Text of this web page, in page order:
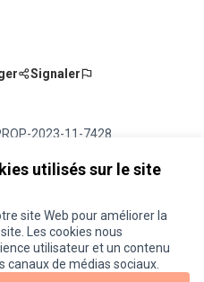
utilisés sur le site
site Web pour améliorer la
Les cookies nous
utilisateur et un contenu
canaux de médias sociaux.
Signaler
2023-11-7428
numérique